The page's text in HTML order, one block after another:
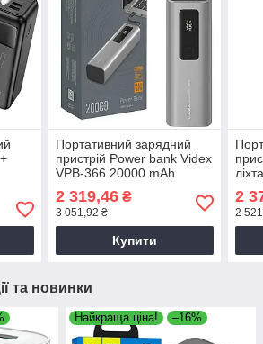
Портативний зарядний
пристрій Power bank Videx
VPB-366 20000 mAh
(PD100W/max 160W/+
Type-C) сірий
2 319,46₴
3 051,92 ₴
Купити
2
2
та новинки
Найкраща ціна! –16%